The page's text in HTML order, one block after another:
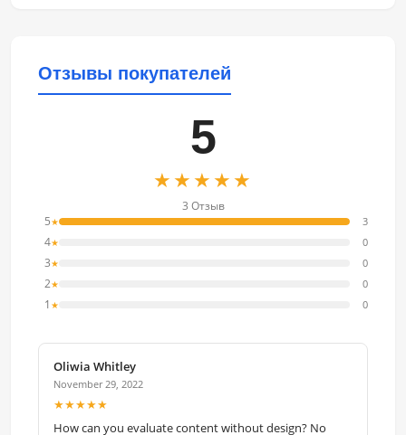
Отзывы покупателей
5
★★★★★
3 Отзыв
5★ 3
4★ 0
3★ 0
2★ 0
1 ★ 0
Oliwia Whitley
November 29, 2022
★★★★★
How can you evaluate content without design? No